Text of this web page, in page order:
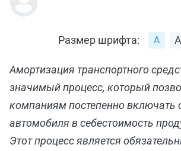
Размер шрифта:
Амортизация транспортного
значимый процесс, который
компаниям постепенно включать
автомобиля в себестоимость
Этот процесс является